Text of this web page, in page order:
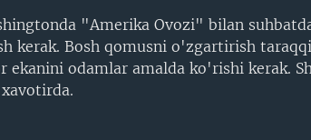
"Amerika Ovozi" bilan
kerak. Bosh qomusni o'zgartirish
odamlar amalda ko'rishi kerak.